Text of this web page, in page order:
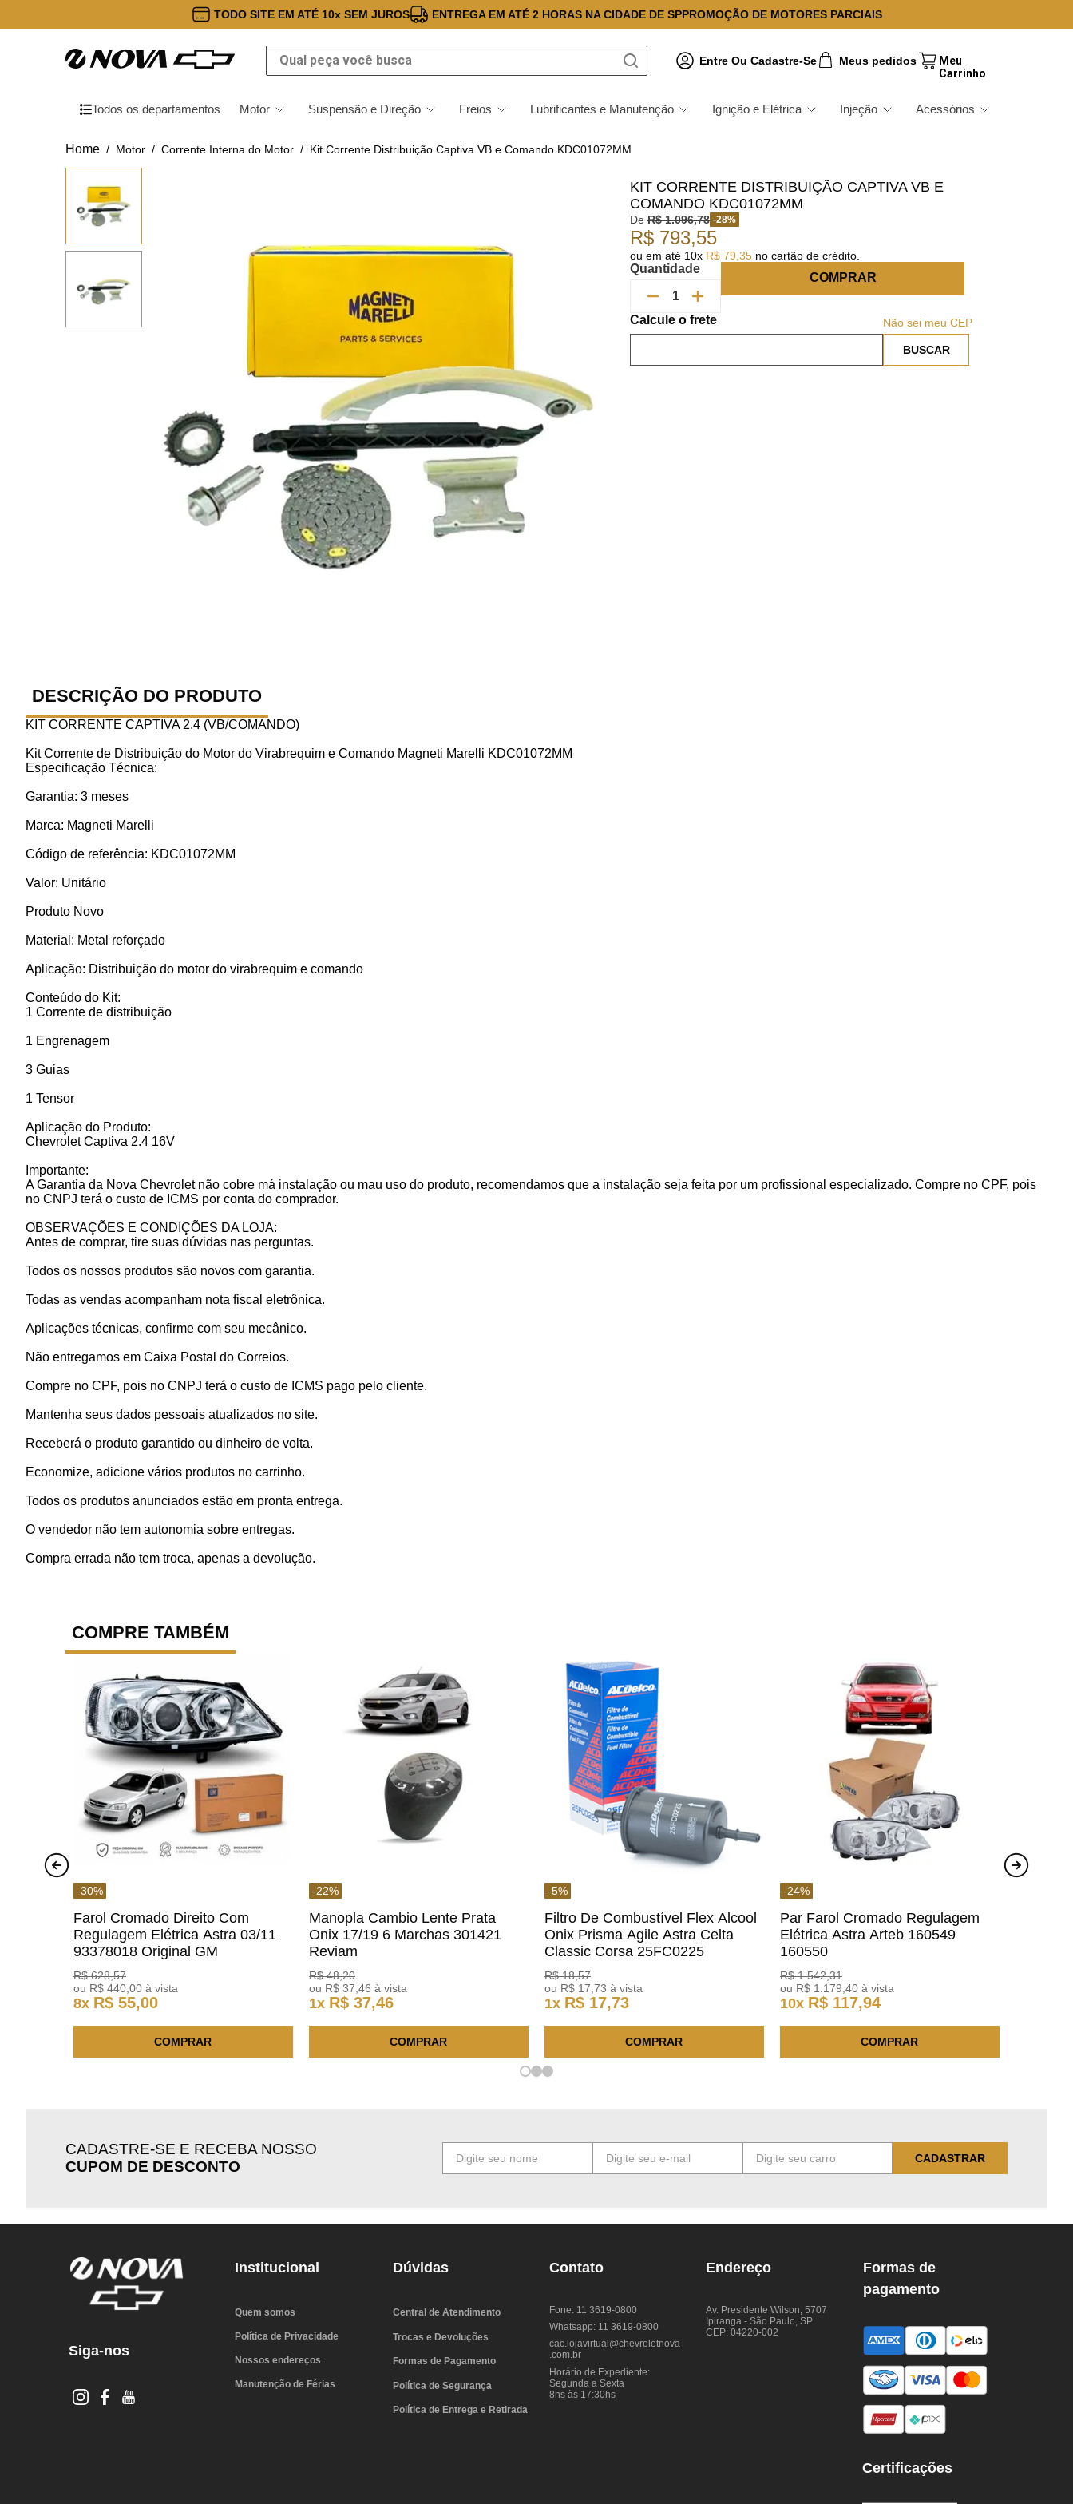
TODO SITE EM ATÉ 10x SEM JUROS ENTREGA EM ATÉ 2 HORAS NA CIDADE DE SPPROMOÇÃO DE MOTORES PARCIAIS
Qual peça você busca
Entre Ou Cadastre-Se Meus pedidos
Todos os departamentos Motor Suspensão e Direção Freios Lubrificantes e Manutenção Ignição e Elétrica Injeção Acessórios
Motor Corrente Interna do Motor Kit Corrente Distribuição Captiva VB e Comando KDC01072MM
KIT CORRENTE DISTRIBUIÇÃO CAPTIVA VB E
COMANDO KDC01072MM
De R$ 1.096,78 -28%
R$ 793,55
ou em até 10x R$ 79 35 no cartão de crédito.
Quantidade
COMPRAR
Não sei meu CEP
DESCRIÇÃO DO PRODUTO
KIT CORRENTE CAPTIVA 2.4 (VB/COMANDO)
Kit Corrente de Distribuição do Motor do Virabrequim e Comando Magneti Marelli KDC01072MM
Especificação Técnica:
Garantia: 3 meses
Marca: Magneti Marelli
Código de referência: KDC01072MM
Valor: Unitário
Produto Novo
Material: Metal reforçado
Aplicação: Distribuição do motor do virabrequim e comando
Conteúdo do Kit:
1 Corrente de distribuição
1 Engrenagem
3 Guias
1 Tensor
Aplicação do Produto:
Chevrolet Captiva 2.4 16V
Importante:
A Garantia da Nova Chevrolet não cobre má instalação ou mau uso do produto, recomendamos que a instalação seja feita por um profissional especializado. Compre no CPF, pois
no CNPJ terá o custo de ICMS por conta do comprador.
OBSERVAÇÕES E CONDIÇÕES DA LOJA:
Antes de comprar, tire suas dúvidas nas perguntas.
Todos os nossos produtos são novos com garantia.
Todas as vendas acompanham nota fiscal eletrônica.
Aplicações técnicas, confirme com seu mecânico.
Não entregamos em Caixa Postal do Correios.
Compre no CPF, pois no CNPJ terá o custo de ICMS pago pelo cliente.
Mantenha seus dados pessoais atualizados no site.
Receberá o produto garantido ou dinheiro de volta.
Economize, adicione vários produtos no carrinho.
Todos os produtos anunciados estão em pronta entrega.
O vendedor não tem autonomia sobre entregas.
Compra errada não tem troca, apenas a devolução.
COMPRE TAMBÉM
-30%
Farol Cromado Direito Com
Regulagem Elétrica Astra 03/11
93378018 Original GM
R$ 628,57
ou R$ 440 ,00 à vista
8x R$ 55,00
COMPRAR
-22%
Manopla Cambio Lente Prata
Onix 17/19 6 Marchas 301421
Reviam
R$ 48,20
ou R$ 37 ,46 à vista
1x R$ 37,46
COMPRAR
-5%
Filtro De Combustível Flex Alcool
Onix Prisma Agile Astra Celta
Classic Corsa 25FC0225
ACDelco
R$ 18,57
ou R$ 17 ,73 à vista
1x R$ 17,73
COMPRAR
-24%
Par Farol Cromado Regulagem
Elétrica Astra Arteb 160549
160550
R$ 1.542,31
ou R$ 1 179 ,40 à vista
10x R$ 117,94
COMPRAR
CADASTRE-SE E RECEBA NOSSO
CUPOM DE DESCONTO
CADASTRAR
Siga-nos
Institucional
Quem somos
Política de Privacidade
Nossos endereços
Manutenção de Férias
Dúvidas
Central de Atendimento
Trocas e Devoluções
Formas de Pagamento
Política de Segurança
Política de Entrega e Retirada
Contato
Fone: 11 3619-0800
Whatsapp: 11 3619-0800
cac.lojavirtual@chevroletnova
.com.br
Horário de Expediente:
Segunda a Sexta
8hs às 17:30hs
Endereço
Av. Presidente Wilson, 5707
Ipiranga - São Paulo, SP
CEP: 04220-002
Formas de
pagamento
Certificações